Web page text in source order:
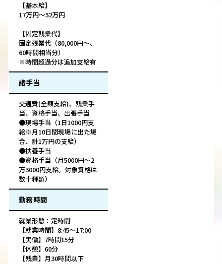
【基本給】
17万円～32万円
【固定残業代】
固定残業代（80,000円～、
60時間相当分）
※時間超過分は追加支給有
諸手当
交通費(全額支給)、残業手
当、資格手当、出張手当
●現場手当（1日1000円支
給※月10日間現場に出た場
合、計1万円の支給）
●扶養手当
●資格手当（月5000円～2
万3000円支給。対象資格は
数十種類）
勤務時間
就業形態：定時間
【就業時間】8:45～17:00
【実働】7時間15分
【休憩】60分
【残業】月30時間以下